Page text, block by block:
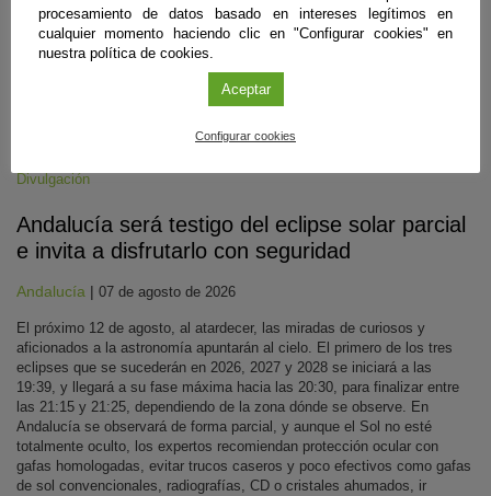
Divulgación
Andalucía será testigo del eclipse solar parcial
e invita a disfrutarlo con seguridad
Andalucía | 07 de agosto de 2026
El próximo 12 de agosto, al atardecer, las miradas de curiosos y
aficionados a la astronomía apuntarán al cielo. El primero de los tres
eclipses que se sucederán en 2026, 2027 y 2028 se iniciará a las
19:39, y llegará a su fase máxima hacia las 20:30, para finalizar entre
las 21:15 y 21:25, dependiendo de la zona dónde se observe. En
Andalucía se observará de forma parcial, y aunque el Sol no esté
totalmente oculto, los expertos recomiendan protección ocular con
gafas homologadas, evitar trucos caseros y poco efectivos como gafas
de sol convencionales, radiografías, CD o cristales ahumados, ir
procesamiento de datos basado en intereses legítimos en
cualquier momento haciendo clic en "Configurar cookies" en
nuestra política de cookies.
Aceptar
Configurar cookies